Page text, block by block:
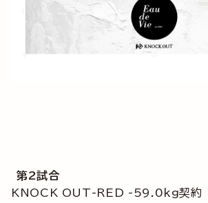
第2試合
KNOCK OUT-RED -59.0kg契約